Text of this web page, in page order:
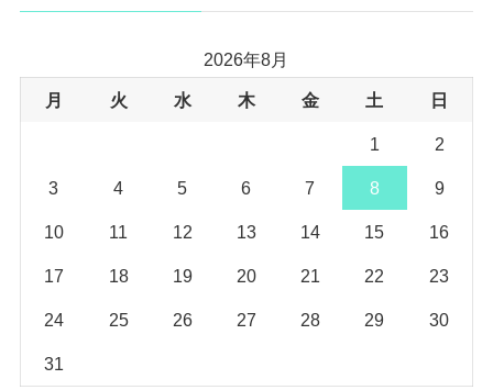
2026年8月
月 火 水 木 金 土 日
1 2
3 4 5 6 7 8 9
10 11 12 13 14 15 16
17 18 19 20 21 22 23
24 25 26 27 28 29 30
31